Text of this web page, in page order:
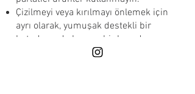
Çizilmeyi veya kırılmayı önlemek için
ayrı olarak, yumuşak destekli bir
kutuda ya da kumaş bir kesede